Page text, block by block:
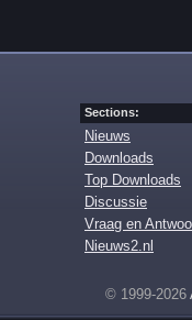
Sections:
Nieuws
Downloads
Top Downloads
Discussie
Vraag en
Nieuws2.nl
© 1999-2026